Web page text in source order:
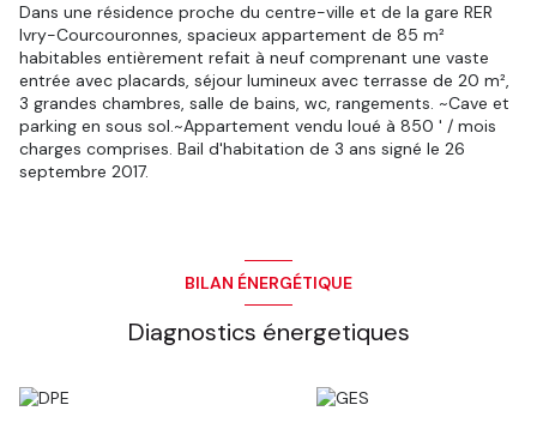
Dans une résidence proche du centre-ville et de la gare RER
Ivry-Courcouronnes, spacieux appartement de 85 m²
habitables entièrement refait à neuf comprenant une vaste
entrée avec placards, séjour lumineux avec terrasse de 20 m²,
3 grandes chambres, salle de bains, wc, rangements. ~Cave et
parking en sous sol.~Appartement vendu loué à 850 ' / mois
charges comprises. Bail d'habitation de 3 ans signé le 26
septembre 2017.
BILAN ÉNERGÉTIQUE
Diagnostics énergetiques